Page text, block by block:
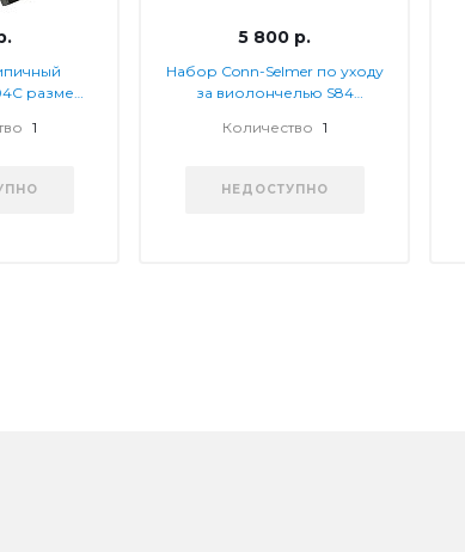
размер
1
5 800 р.
Набор Conn-Selmer по уходу
за виолончелью S84
Количество 1
НЕДОСТУПНО